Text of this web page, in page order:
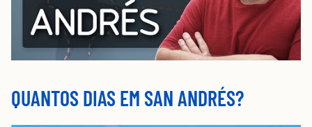
QUANTOS DIAS EM SAN ANDRÉS?